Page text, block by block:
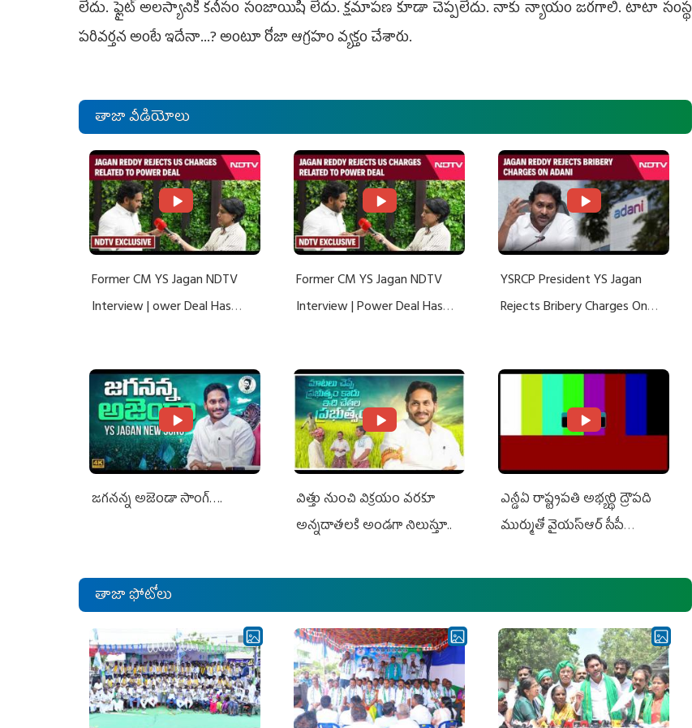
లేదు. ఫ్లైట్ అలస్యానికి కనీసం సంజాయిషీ లేదు. క్షమాపణ కూడా చెప్పలేదు. నాకు న్యాయం జరగాలి. టాటా సంస్థ
పరివర్తన అంటే ఇదేనా...? అంటూ రోజా ఆగ్రహం వ్యక్తం చేశారు.
తాజా వీడియోలు
Former CM YS Jagan NDTV
Interview | ower Deal Has
Former CM YS Jagan NDTV
Interview | Power Deal Has
YSRCP President YS Jagan
Rejects Bribery Charges On
జగనన్న అజెండా సాంగ్….
విత్తు నుంచి విక్రయం వరకూ
అన్నదాతలకి అండగా నిలుస్తూ..
ఎన్డీఏ రాష్ట్ర‌ప‌తి అభ్య‌ర్థి ద్రౌప‌ది
ముర్ముతో వైయ‌స్ఆర్ సీపీ
ఎమ్మెల్యేలు, ఎంపీల స‌మావేశం
తాజా ఫోటోలు